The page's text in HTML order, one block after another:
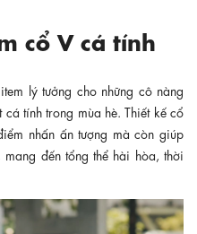
cổ V cá tính
lý tưởng cho những cô nàng
tính trong mùa hè. Thiết kế cổ
nhấn ấn tượng mà còn giúp
đến tổng thể hài hòa, thời